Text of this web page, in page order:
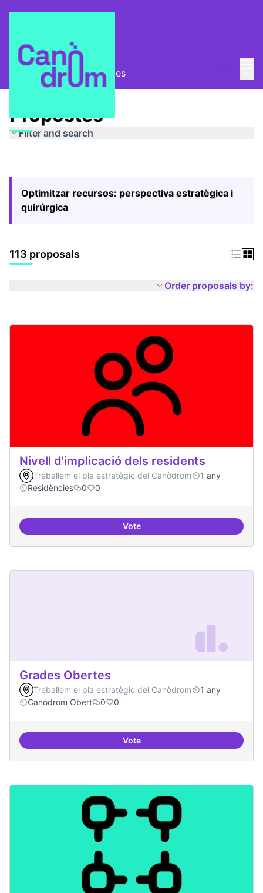
Pla Estratègic Propostes
Propostes
Filter and search
Optimitzar recursos: perspectiva estratègica i
quirúrgica
113 proposals
Order proposals by:
Nivell d'implicació dels residents
Treballem el pla estratègic del Canòdrom
1 any
Residències
0 0
VoteNivell d'implicació dels residents
Grades Obertes
Treballem el pla estratègic del Canòdrom
1 any
Canòdrom Obert
0 0
VoteGrades Obertes